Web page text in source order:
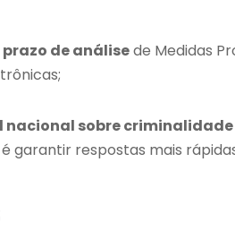
de análisede Medidas
nacional sobre
garantir respostas mais